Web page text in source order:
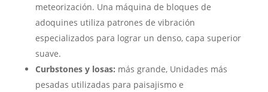
meteorización. Una máquina de bloques de
adoquines utiliza patrones de vibración
especializados para lograr un denso, capa superior
suave.
Curbstones y losas: más grande, Unidades más
pesadas utilizadas para paisajismo e